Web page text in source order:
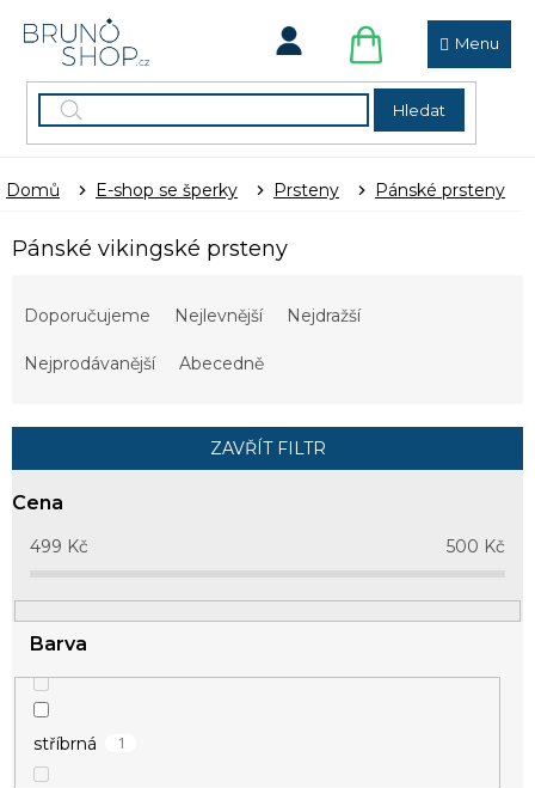
Hledat
NÁKUPNÍ
KOŠÍK
Domů E-shop se šperky Prsteny Pánské prsteny
Pánské vikingské prsteny
r
o
t
ů
Doporučujeme Nejlevnější Nejdražší
Nejprodávanější Abecedně
ZAVŘÍT FILTR
Cena
499 Kč 500 Kč
Barva
stříbrná 1